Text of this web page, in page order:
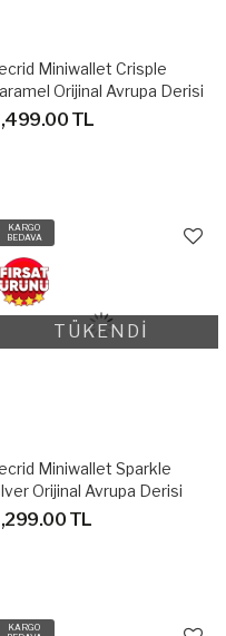
Miniwallet Crisple
Orijinal Avrupa Derisi
TL
KARGO
BEDAVA
TÜKENDİ
Miniwallet Sparkle
Orijinal Avrupa Derisi
TL
KARGO